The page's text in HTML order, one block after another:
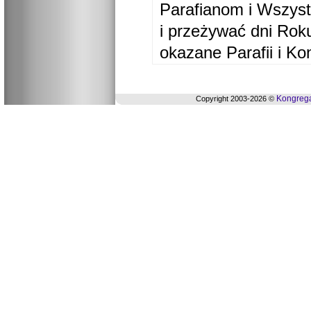
Parafianom i
i przeżywać dni
okazane Parafii i
Copyright 2003-2026 ©